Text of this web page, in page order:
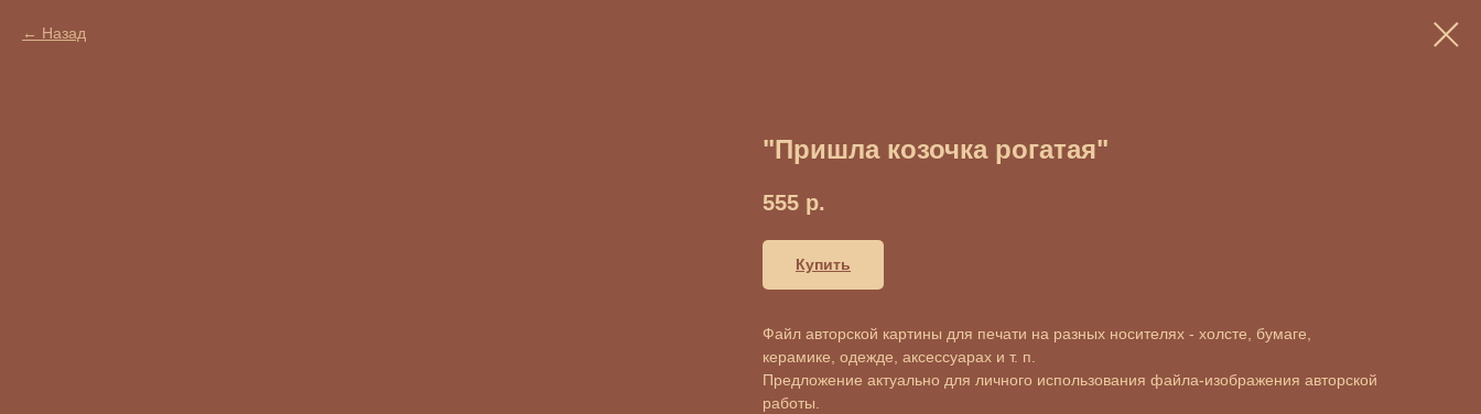
Назад
"Пришла козочка рогатая"
555 р.
Купить
Файл авторской картины для печати на разных носителях - холсте, бумаге,
керамике, одежде, аксессуарах и т. п.
Предложение актуально для личного использования файла-изображения авторской
работы.